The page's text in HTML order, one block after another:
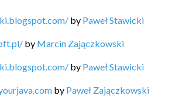
by Paweł Stawicki
by Marcin Zajączkowski
by Paweł Stawicki
by Paweł Zajączkowski